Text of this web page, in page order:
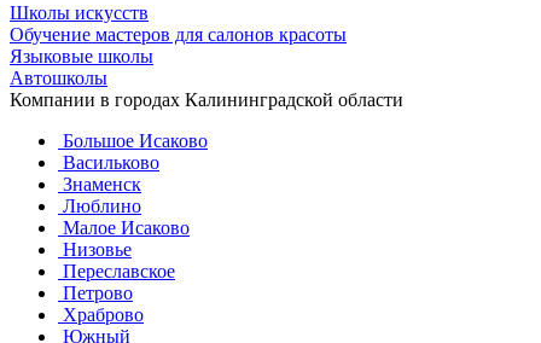
Школы искусств
Обучение мастеров для салонов красоты
Языковые школы
Автошколы
Компании в городах Калининградской области
Большое Исаково
Васильково
Знаменск
Люблино
Малое Исаково
Низовье
Переславское
Петрово
Храброво
Южный